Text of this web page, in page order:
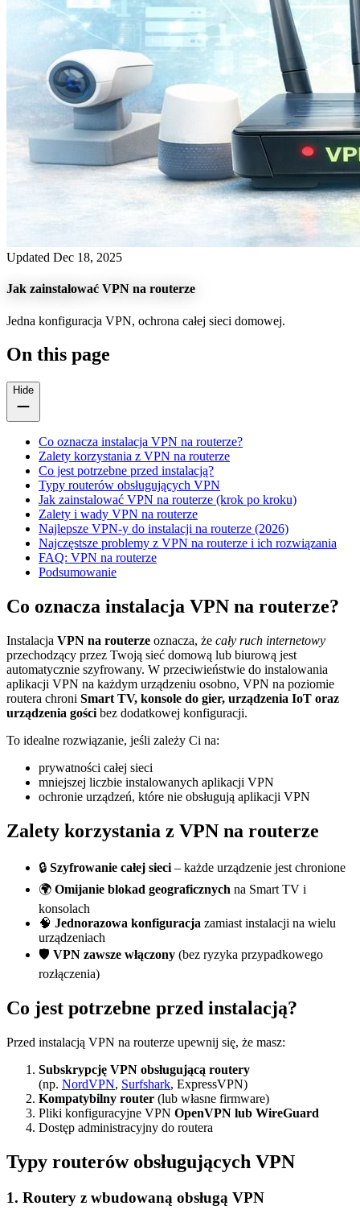
Updated Dec 18, 2025
Jak zainstalować VPN na routerze
Jedna konfiguracja VPN, ochrona całej sieci domowej.
On this page
Hide
Co oznacza instalacja VPN na routerze?
Zalety korzystania z VPN na routerze
Co jest potrzebne przed instalacją?
Typy routerów obsługujących VPN
Jak zainstalować VPN na routerze (krok po kroku)
Zalety i wady VPN na routerze
Najlepsze VPN-y do instalacji na routerze (2026)
Najczęstsze problemy z VPN na routerze i ich rozwiązania
FAQ: VPN na routerze
Podsumowanie
Co oznacza instalacja VPN na routerze?
Instalacja VPN na routerze oznacza, że cały ruch internetowy
przechodzący przez Twoją sieć domową lub biurową jest
automatycznie szyfrowany. W przeciwieństwie do instalowania
aplikacji VPN na każdym urządzeniu osobno, VPN na poziomie
routera chroni Smart TV, konsole do gier, urządzenia IoT oraz
urządzenia gości bez dodatkowej konfiguracji.
To idealne rozwiązanie, jeśli zależy Ci na:
prywatności całej sieci
mniejszej liczbie instalowanych aplikacji VPN
ochronie urządzeń, które nie obsługują aplikacji VPN
Zalety korzystania z VPN na routerze
🔒 Szyfrowanie całej sieci – każde urządzenie jest chronione
🌍 Omijanie blokad geograficznych na Smart TV i
konsolach
🧠 Jednorazowa konfiguracja zamiast instalacji na wielu
urządzeniach
🛡️ VPN zawsze włączony (bez ryzyka przypadkowego
rozłączenia)
Co jest potrzebne przed instalacją?
Przed instalacją VPN na routerze upewnij się, że masz:
Subskrypcję VPN obsługującą routery
(np. NordVPN, Surfshark, ExpressVPN)
Kompatybilny router (lub własne firmware)
Pliki konfiguracyjne VPN OpenVPN lub WireGuard
Dostęp administracyjny do routera
Typy routerów obsługujących VPN
1. Routery z wbudowaną obsługą VPN